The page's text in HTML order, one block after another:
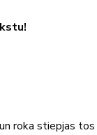
roka stiepjas